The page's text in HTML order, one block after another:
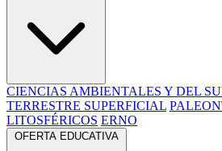
CIENCIAS AMBIENTALES Y DEL
TERRESTRE SUPERFICIAL
LITOSFÉRICOS ERNO
OFERTA EDUCATIVA